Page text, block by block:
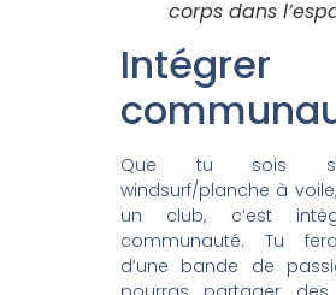
corps dans
Intégrer
Que tu sois
windsurf/planche à
un club, c’est
communauté. Tu
d’une bande de